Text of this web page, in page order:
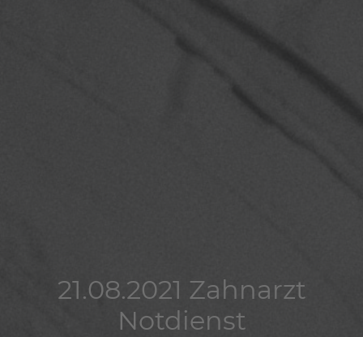
21.08.2021 Zahnarzt
Notdienst
21.08.2021 Zahnarzt
Notdienst
21.08.2021 Zahnarzt
Notdienst